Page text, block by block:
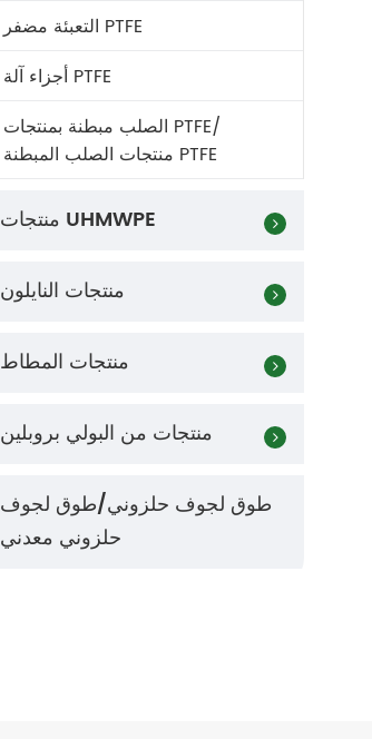
التعبئة مضفر PTFE
أجزاء آلة PTFE
الصلب مبطنة بمنتجات PTFE/
منتجات الصلب المبطنة PTFE
منتجات UHMWPE
منتجات النايلون
منتجات المطاط
منتجات من البولي بروبلين
طوق لجوف حلزوني/طوق لجوف
حلزوني معدني